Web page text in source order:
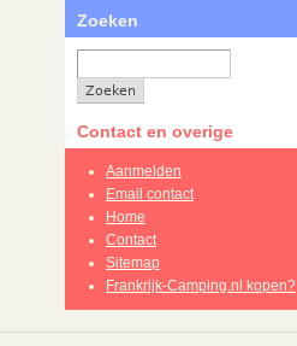
Zoeken
Contact en overige
Aanmelden
Email contact
Home
Contact
Sitemap
Frankrijk-Camping.nl kopen?